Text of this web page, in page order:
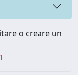
o creare un